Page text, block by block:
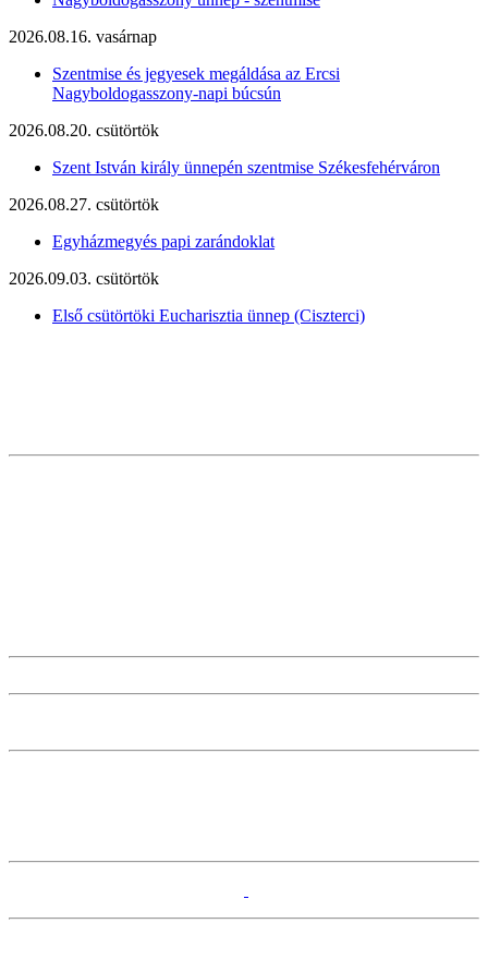
2026.08.16. vasárnap
Szentmise és jegyesek megáldása az Ercsi
Nagyboldogasszony-napi búcsún
2026.08.20. csütörtök
Szent István király ünnepén szentmise Székesfehérváron
2026.08.27. csütörtök
Egyházmegyés papi zarándoklat
2026.09.03. csütörtök
Első csütörtöki Eucharisztia ünnep (Ciszterci)